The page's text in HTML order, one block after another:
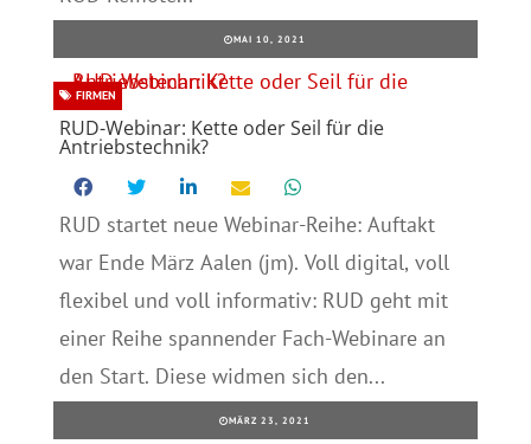
MAI 10, 2021
RUD-Webinar: Kette oder Seil für die
Antriebstechnik?
FIRMEN
RUD startet neue Webinar-Reihe: Auftakt
war Ende März Aalen (jm). Voll digital, voll
flexibel und voll informativ: RUD geht mit
einer Reihe spannender Fach-Webinare an
den Start. Diese widmen sich den...
MÄRZ 23, 2021